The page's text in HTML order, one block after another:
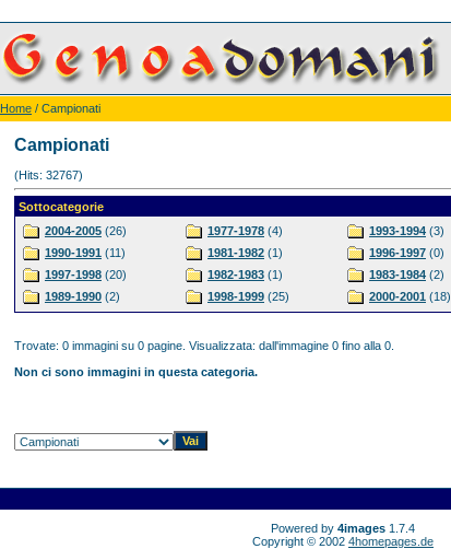
Home / Campionati
Campionati
(Hits: 32767)
Sottocategorie
2004-2005 (26)
1990-1991 (11)
1997-1998 (20)
1989-1990 (2)
1977-1978 (4)
1981-1982 (1)
1982-1983 (1)
1998-1999 (25)
1993-1994 (3)
1996-1997 (0)
1983-1984 (2)
2000-2001 (18)
Trovate: 0 immagini su 0 pagine. Visualizzata: dall'immagine 0 fino alla 0.
Non ci sono immagini in questa categoria.
Powered by 4images 1.7.4
Copyright © 2002 4homepages.de